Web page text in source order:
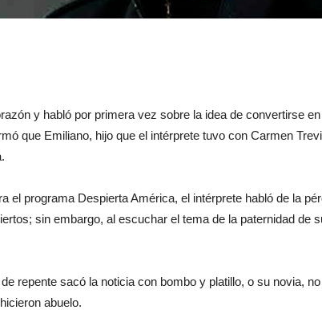
y habló por primera vez sobre la idea de convertirse
que Emiliano, hijo que el intérprete tuvo con Carmen
el programa Despierta América, el intérprete habló de la
sin embargo, al escuchar el tema de la paternidad de
repente sacó la noticia con bombo y platillo, o su novia,
abuelo.